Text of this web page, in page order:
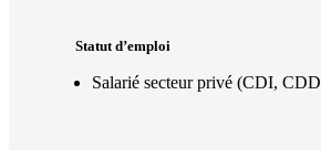
Statut d’emploi
Salarié secteur privé (CDI,